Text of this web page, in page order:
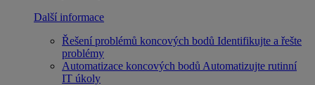
Další informace
Řešení problémů koncových bodů Identifikujte a řešte
problémy
Automatizace koncových bodů Automatizujte rutinní
IT úkoly